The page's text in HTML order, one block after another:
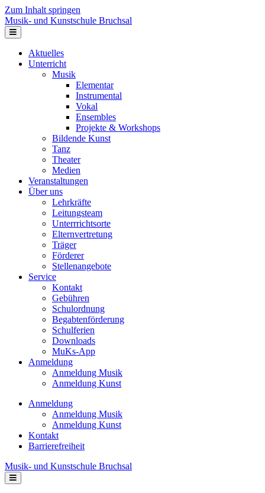
Zum Inhalt springen
Musik- und Kunstschule Bruchsal
Navigation
Aktuelles
Unterricht
Musik
Elementar
Instrumental
Vokal
Ensembles
Projekte & Workshops
Bildende Kunst
Tanz
Theater
Medien
Veranstaltungen
Über uns
Lehrkräfte
Leitungsteam
Unterrrichtsorte
Elternvertretung
Träger
Förderer
Stellenangebote
Service
Kontakt
Gebühren
Schulordnung
Begabtenförderung
Schulferien
Downloads
MuKs-App
Anmeldung
Anmeldung Musik
Anmeldung Kunst
Anmeldung
Anmeldung Musik
Anmeldung Kunst
Kontakt
Barrierefreiheit
Musik- und Kunstschule Bruchsal
Navigation